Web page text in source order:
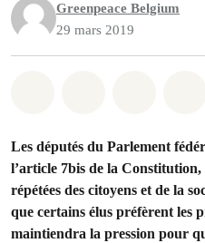
Greenpeace Belgium
29 mars 2019
Les députés du Parlement
l’article 7bis de la
répétées des citoyens et de la
que certains élus préfèrent les
maintiendra la pression pour